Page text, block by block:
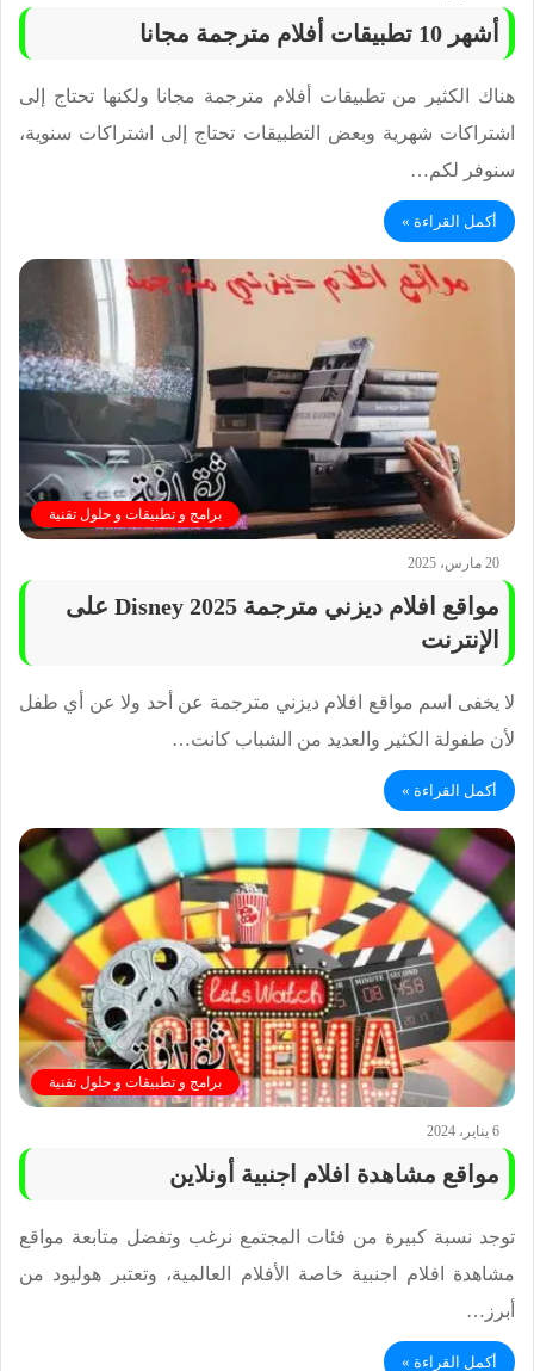
أشهر 10 تطبيقات أفلام مترجمة مجانا
هناك الكثير من تطبيقات أفلام مترجمة مجانا ولكنها تحتاج إلى
اشتراكات شهرية وبعض التطبيقات تحتاج إلى اشتراكات سنوية،
سنوفر لكم…
أكمل القراءة »
برامج و تطبيقات و حلول تقنية
20 مارس، 2025
مواقع افلام ديزني مترجمة 2025 Disney على
الإنترنت
لا يخفى اسم مواقع افلام ديزني مترجمة عن أحد ولا عن أي طفل
لأن طفولة الكثير والعديد من الشباب كانت…
أكمل القراءة »
برامج و تطبيقات و حلول تقنية
6 يناير، 2024
مواقع مشاهدة افلام اجنبية أونلاين
توجد نسبة كبيرة من فئات المجتمع نرغب وتفضل متابعة مواقع
مشاهدة افلام اجنبية خاصة الأفلام العالمية، وتعتبر هوليود من
أبرز…
أكمل القراءة »